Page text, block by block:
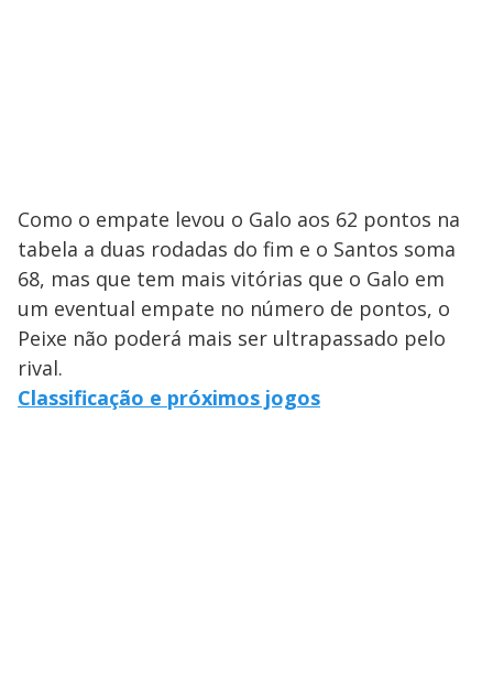
Como o empate levou o Galo aos 62 pontos na
tabela a duas rodadas do fim e o Santos soma
68, mas que tem mais vitórias que o Galo em
um eventual empate no número de pontos, o
Peixe não poderá mais ser ultrapassado pelo
rival.
Classificação e próximos jogos